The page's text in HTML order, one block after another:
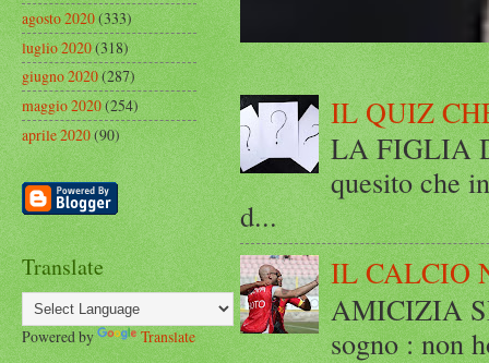
IL QUIZ
LA FIGLIA
quesito che
d...
IL CALCIO
AMICIZIA
sogno : non
agosto 2020(333)
luglio 2020(318)
giugno 2020(287)
maggio 2020(254)
aprile 2020(90)
Translate
Powered by Translate